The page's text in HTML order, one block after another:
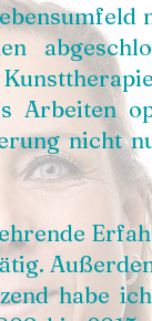
Arbeiten
nicht
habe